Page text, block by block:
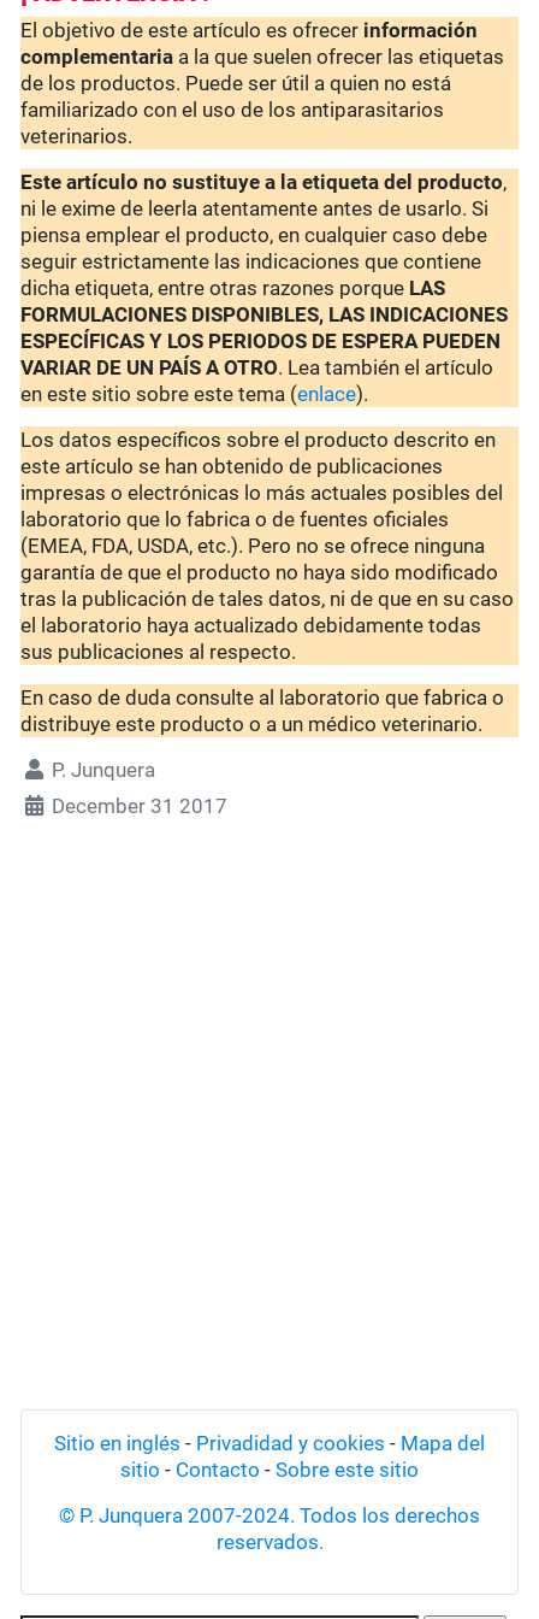
El objetivo de este artículo es ofrecer información
complementaria a la que suelen ofrecer las etiquetas
de los productos. Puede ser útil a quien no está
familiarizado con el uso de los antiparasitarios
veterinarios.
Este artículo no sustituye a la etiqueta del producto,
ni le exime de leerla atentamente antes de usarlo. Si
piensa emplear el producto, en cualquier caso debe
seguir estrictamente las indicaciones que contiene
dicha etiqueta, entre otras razones porque LAS
FORMULACIONES DISPONIBLES, LAS INDICACIONES
ESPECÍFICAS Y LOS PERIODOS DE ESPERA PUEDEN
VARIAR DE UN PAÍS A OTRO. Lea también el artículo
en este sitio sobre este tema (enlace).
Los datos específicos sobre el producto descrito en
este artículo se han obtenido de publicaciones
impresas o electrónicas lo más actuales posibles del
laboratorio que lo fabrica o de fuentes oficiales
(EMEA, FDA, USDA, etc.). Pero no se ofrece ninguna
garantía de que el producto no haya sido modificado
tras la publicación de tales datos, ni de que en su caso
el laboratorio haya actualizado debidamente todas
sus publicaciones al respecto.
En caso de duda consulte al laboratorio que fabrica o
distribuye este producto o a un médico veterinario.
P. Junquera
December 31 2017
Sitio en inglés - Privadidad y cookies - Mapa del
sitio - Contacto - Sobre este sitio
© P. Junquera 2007-2024. Todos los derechos
reservados.